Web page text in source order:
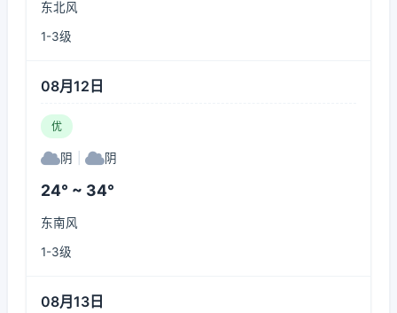
东北风
1-3级
08月12日
优
阴 阴
24° ~ 34°
东南风
1-3级
08月13日